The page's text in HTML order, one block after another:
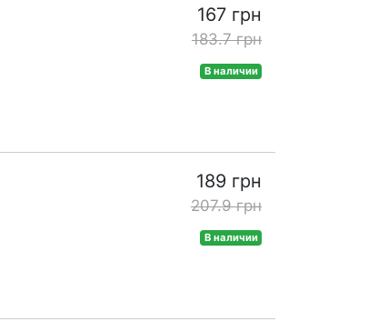
167 грн
183.7 грн
В наличии
189 грн
207.9 грн
В наличии